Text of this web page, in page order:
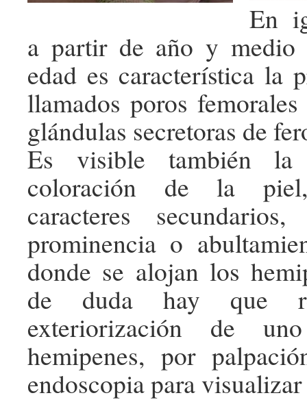
En
a partir de año y medio
edad es característica la
llamados poros
glándulas secretoras de
Es visible también la
coloración de la
caracteres
prominencia o
donde se alojan los
de duda hay que
exteriorización de
hemipenes, por
endoscopia para